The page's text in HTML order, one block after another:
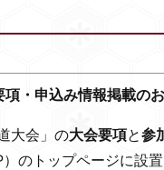
・申込み情報掲載の
大会」の大会要項と参
のトップページに設置